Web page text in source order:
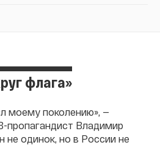
флага»
моему поколению», —
пропагандист Владимир
не одинок, но в России не